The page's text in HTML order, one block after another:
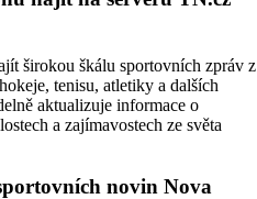
širokou škálu sportovních zpráv z
tenisu, atletiky a dalších
aktualizuje informace o
a zajímavostech ze světa
novin Nova